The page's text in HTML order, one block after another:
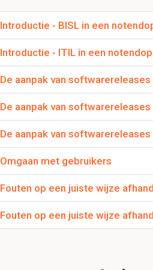
Klant en markt
Gebruikte en
In het ASL
OCM (organisation
Deze bevat
verschillende
organisatie en de
Introductie - BISL in een
Introductie - ITIL in een notendop
De aanpak van
De aanpak van
De aanpak van
Omgaan met gebruikers
Fouten op een juiste wijze
Fouten op een juiste wijze